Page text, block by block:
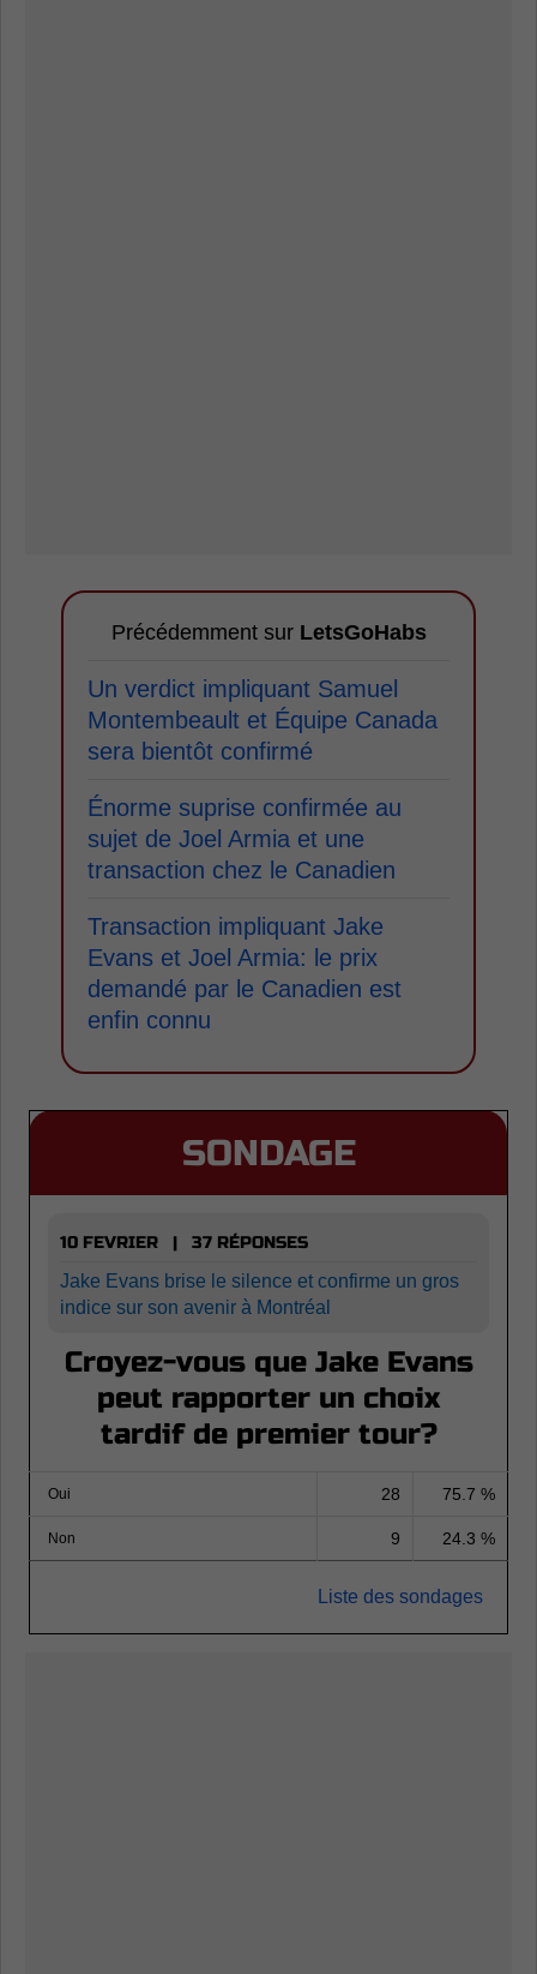
Précédemment sur LetsGoHabs
Un verdict impliquant Samuel
Montembeault et Équipe Canada
sera bientôt confirmé
Énorme suprise confirmée au
sujet de Joel Armia et une
transaction chez le Canadien
Transaction impliquant Jake
Evans et Joel Armia: le prix
demandé par le Canadien est
enfin connu
SONDAGE
10 FEVRIER | 37 RÉPONSES
Jake Evans brise le silence et confirme un gros
indice sur son avenir à Montréal
Croyez-vous que Jake Evans
peut rapporter un choix
tardif de premier tour?
Oui 28 75.7 %
Non 9 24.3 %
Liste des sondages